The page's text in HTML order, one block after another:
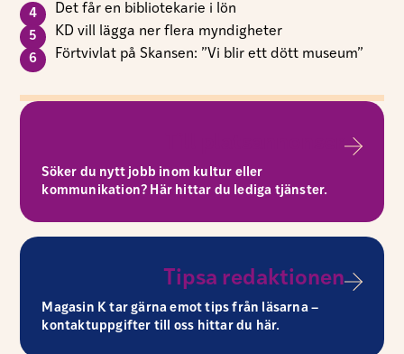
Det får en bibliotekarie i lön
KD vill lägga ner flera myndigheter
Förtvivlat på Skansen: ”Vi blir ett dött museum”
Söker du nytt jobb inom kultur eller
kommunikation? Här hittar du lediga tjänster.
Tipsa redaktionen
Magasin K tar gärna emot tips från läsarna –
kontaktuppgifter till oss hittar du här.